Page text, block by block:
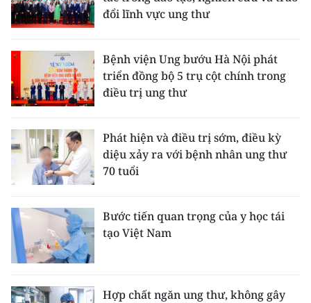
ENGLISH
中文
FRANÇAIS
ESPAÑOL
đổi lĩnh vực ung thư
Bệnh viện Ung bướu Hà Nội phát
triển đồng bộ 5 trụ cột chính trong
điều trị ung thư
Phát hiện và điều trị sớm, điều kỳ
diệu xảy ra với bệnh nhân ung thư
70 tuổi
Bước tiến quan trọng của y học tái
tạo Việt Nam
Hợp chất ngăn ung thư, không gây